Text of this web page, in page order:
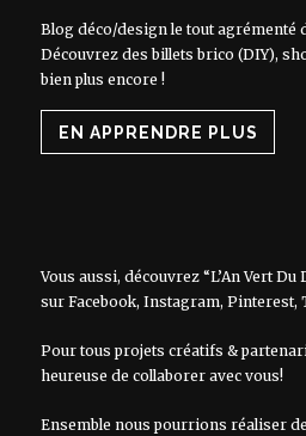
Blog déco/design le tout agrémenté
Découvrez des billets brico (DIY),
bien plus encore !
EN APPRENDRE PLUS
Vous aussi, découvrez “L’An Vert Du
sur Facebook, Instagram, Pinterest,
Pour tous projets créatifs &
heureuse de collaborer avec vous!
Ensemble nous pourrions réaliser